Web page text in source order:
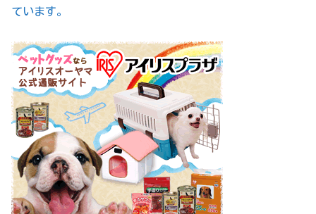
ています。